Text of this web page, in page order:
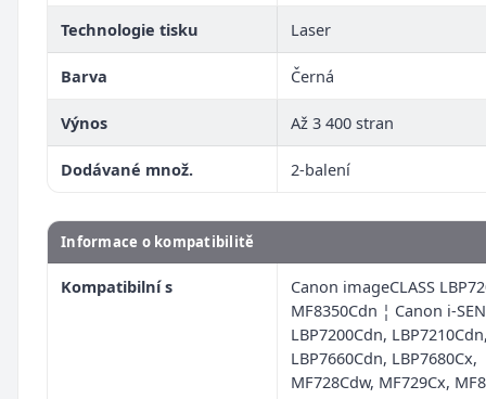
Technologie tisku Laser
Barva Černá
Výnos Až 3 400 stran
Dodávané množ. 2-balení
Informace o kompatibilitě
Kompatibilní s
Canon imageCLASS
MF8350Cdn ¦ Canon i-
LBP7200Cdn,
LBP7660Cdn, LBP7680Cx,
MF728Cdw, MF729Cx,